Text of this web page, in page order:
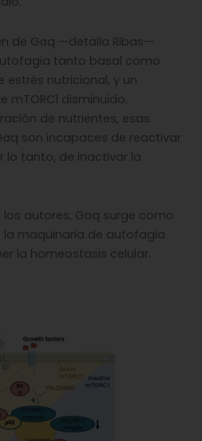
de Gαq —detalla Ribas—
tanto basal como
nutricional, y un
disminuido.
de nutrientes, esas
son incapaces de reactivar
lo tanto, de inactivar la
autores, Gαq surge como
la maquinaria de autofagia
la homeostasis celular.